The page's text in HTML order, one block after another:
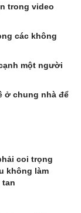
trong video
các không
một người
ở chung nhà để
coi trọng
không làm
tan